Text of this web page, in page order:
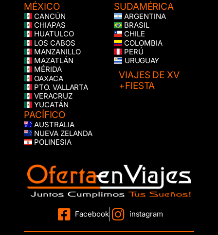
MÉXICO
CANCÚN
CHIAPAS
HUATULCO
LOS CABOS
MANZANILLO
MAZATLÁN
MÉRIDA
OAXACA
PTO. VALLARTA
VERACRUZ
YUCATÁN
PACÍFICO
AUSTRALIA
NUEVA ZELANDA
POLINESIA
SUDAMÉRICA
ARGENTINA
BRASIL
CHILE
COLOMBIA
PERÚ
URUGUAY
VIAJES DE XV
+FIESTA
Facebook instagram